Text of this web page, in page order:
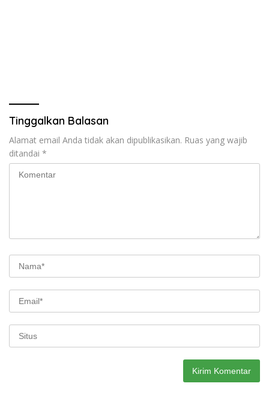
Tinggalkan Balasan
Alamat email Anda tidak akan dipublikasikan. Ruas yang wajib
ditandai *